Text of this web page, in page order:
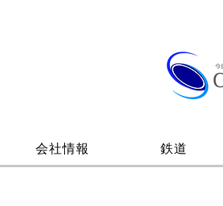
会社情報 鉄道